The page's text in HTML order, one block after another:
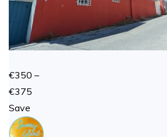
€350 –
€375
Save